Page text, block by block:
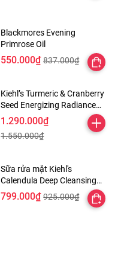
Blackmores Evening
Primrose Oil
550.000₫ 837.000₫
Kiehl’s Turmeric & Cranberry
Seed Energizing Radiance
Masque
1.290.000₫
1.550.000₫
Sữa rửa mặt Kiehl's
Calendula Deep Cleansing
Foaming Face Wash
799.000₫ 925.000₫